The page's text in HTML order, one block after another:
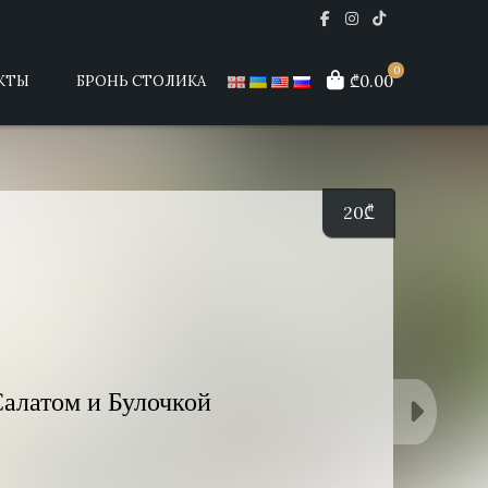
0
₾0.00
БРОНЬ СТОЛИКА
и Булочкой
20₾